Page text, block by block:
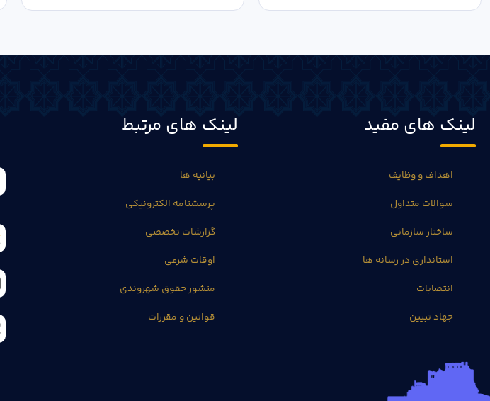
لینک های مفید
اهداف و وظایف
سوالات متداول
ساختار سازمانی
استانداری در رسانه ها
انتصابات
جهاد تبیین
لینک های مرتبط
بیانیه ها
پرسشنامه الکترونیکی
گزارشات تخصصی
اوقات شرعی
منشور حقوق شهروندی
قوانین و مقررات